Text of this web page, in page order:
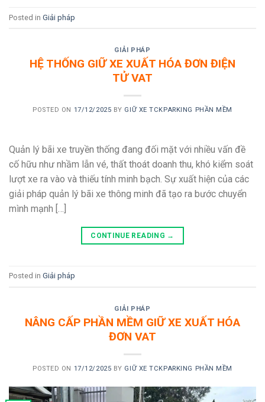
Posted in Giải pháp
GIẢI PHÁP
HỆ THỐNG GIỮ XE XUẤT HÓA ĐƠN ĐIỆN
TỬ VAT
POSTED ON 17/12/2025 BY GIỮ XE TCKPARKING PHẦN MỀM
Quản lý bãi xe truyền thống đang đối mặt với nhiều vấn đề
cố hữu như nhầm lẫn vé, thất thoát doanh thu, khó kiểm soát
lượt xe ra vào và thiếu tính minh bạch. Sự xuất hiện của các
giải pháp quản lý bãi xe thông minh đã tạo ra bước chuyển
mình mạnh […]
CONTINUE READING →
Posted in Giải pháp
GIẢI PHÁP
NÂNG CẤP PHẦN MỀM GIỮ XE XUẤT HÓA
ĐƠN VAT
POSTED ON 17/12/2025 BY GIỮ XE TCKPARKING PHẦN MỀM